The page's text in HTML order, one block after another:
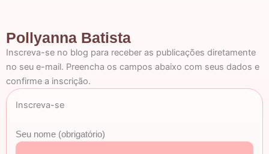
Pollyanna Batista
Inscreva-se no blog para receber as publicações diretamente
no seu e-mail. Preencha os campos abaixo com seus dados e
confirme a inscrição.
Inscreva-se
Seu nome (obrigatório)